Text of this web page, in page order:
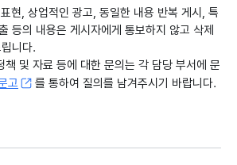
현, 상업적인 광고, 동일한 내용 반복 게시, 특
등의 내용은 게시자에게 통보하지 않고 삭제
니다.
책 및 자료 등에 대한 문의는 각 담당 부서에 문
고 를 통하여 질의를 남겨주시기 바랍니다.